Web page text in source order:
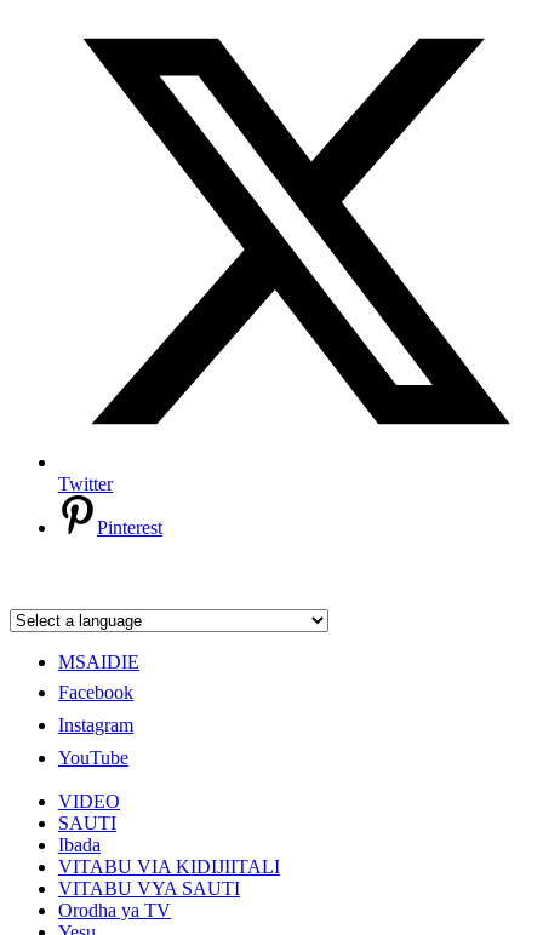
Twitter
Pinterest
MSAIDIE
Facebook
Instagram
YouTube
VIDEO
SAUTI
Ibada
VITABU VIA KIDIJIITALI
VITABU VYA SAUTI
Orodha ya TV